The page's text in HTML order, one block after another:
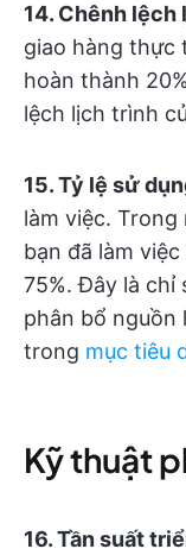
14. Chênh
giao hàng thực
hoàn thành
lệch lịch trình
15. Tỷ lệ sử
làm việc.
bạn đã làm
75%. Đây là chỉ
phân bổ nguồn
trong mục tiêu
Kỹ thuật
16. Tần suất